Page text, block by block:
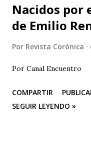
Nacidos por
de Emilio
Por Revista Corónica
Por Canal Encuentro
COMPARTIR
SEGUIR LEYENDO »